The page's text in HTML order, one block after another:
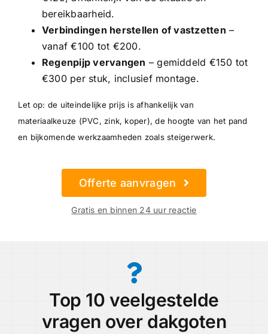
bereikbaarheid.
Verbindingen herstellen of vastzetten –
vanaf €100 tot €200.
Regenpijp vervangen – gemiddeld €150 tot
€300 per stuk, inclusief montage.
Let op: de uiteindelijke prijs is afhankelijk van
materiaalkeuze (PVC, zink, koper), de hoogte van het pand
en bijkomende werkzaamheden zoals steigerwerk.
Offerte aanvragen
Gratis en binnen 24 uur reactie
Top 10 veelgestelde
vragen over dakgoten